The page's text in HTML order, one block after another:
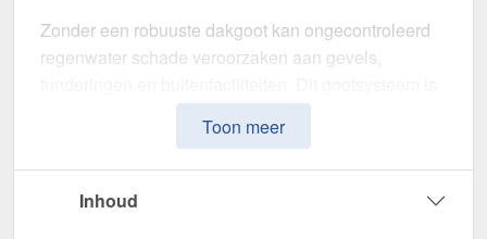
Zonder een robuuste dakgoot kan ongecontroleerd
regenwater schade veroorzaken aan gevels,
speciaal ontwikkeld om eenveilige en duurzame
afwateringsoplossingte bieden. Het maakt indruk
met zijn hoge weerstand, doordachte ontwerp en
eenvoudige installatie.
Toon meer
Inhoud